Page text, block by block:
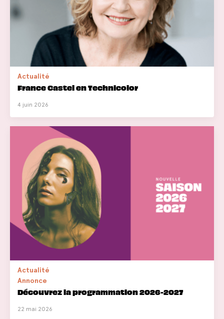
Actualité
France Castel en Technicolor
4 juin 2026
Actualité
Annonce
Découvrez la programmation 2026-2027
22 mai 2026